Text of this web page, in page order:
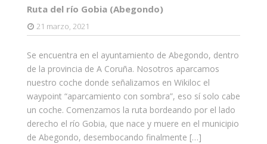
Ruta del río Gobia (Abegondo)
21 marzo, 2021
Se encuentra en el ayuntamiento de Abegondo, dentro
de la provincia de A Coruña. Nosotros aparcamos
nuestro coche donde señalizamos en Wikiloc el
waypoint “aparcamiento con sombra”, eso sí solo cabe
un coche. Comenzamos la ruta bordeando por el lado
derecho el río Gobia, que nace y muere en el municipio
de Abegondo, desembocando finalmente […]